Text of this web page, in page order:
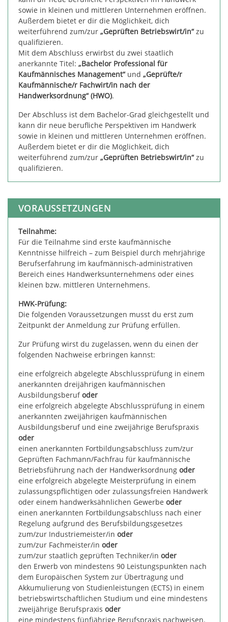
sowie in kleinen und mittleren Unternehmen eröffnen.
Außerdem bietet er dir die Möglichkeit, dich
weiterführend zum/zur „Geprüften Betriebswirt/in“zu
qualifizieren.
Mit dem Abschluss erwirbst du zwei staatlich
anerkannte Titel: „Bachelor Professional für
Kaufmännisches Management“und „Geprüfte/r
Kaufmännische/r Fachwirt/in nach der
Handwerksordnung“ (HWO).
Der Abschluss ist dem Bachelor-Grad gleichgestellt und
kann dir neue berufliche Perspektiven im Handwerk
sowie in kleinen und mittleren Unternehmen eröffnen.
Außerdem bietet er dir die Möglichkeit, dich
weiterführend zum/zur „Geprüften Betriebswirt/in“zu
qualifizieren.
VORAUSSETZUNGEN
Teilnahme:
Für die Teilnahme sind erste kaufmännische
Kenntnisse hilfreich – zum Beispiel durch mehrjährige
Berufserfahrung im kaufmännisch-administrativen
Bereich eines Handwerksunternehmens oder eines
kleinen bzw. mittleren Unternehmens.
HWK-Prüfung:
Die folgenden Voraussetzungen musst du erst zum
Zeitpunkt der Anmeldung zur Prüfung erfüllen.
Zur Prüfung wirst du zugelassen, wenn du einen der
folgenden Nachweise erbringen kannst:
eine erfolgreich abgelegte Abschlussprüfung in einem
anerkannten dreijährigen kaufmännischen
Ausbildungsberufoder
eine erfolgreich abgelegte Abschlussprüfung in einem
anerkannten zweijährigen kaufmännischen
Ausbildungsberuf und eine zweijährige Berufspraxis
oder
einen anerkannten Fortbildungsabschluss zum/zur
Geprüften Fachmann/Fachfrau für kaufmännische
Betriebsführung nach der Handwerksordnung oder
eine erfolgreich abgelegte Meisterprüfung in einem
zulassungspflichtigen oder zulassungsfreien Handwerk
oder einem handwerksähnlichen Gewerbe oder
einen anerkannten Fortbildungsabschluss nach einer
Regelung aufgrund des Berufsbildungsgesetzes
zum/zur Industriemeister/in oder
zum/zur Fachmeister/in oder
zum/zur staatlich geprüften Techniker/in oder
den Erwerb von mindestens 90 Leistungspunkten nach
dem Europäischen System zur Übertragung und
Akkumulierung von Studienleistungen (ECTS) in einem
betriebswirtschaftlichen Studium und eine mindestens
zweijährige Berufspraxis oder
eine mindestens fünfjährige Berufspraxis nachweisen.